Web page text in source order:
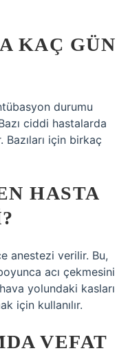
KAÇ GÜN
durumu
ciddi hastalarda
için birkaç
HASTA
anestezi verilir. Bu,
acı çekmesini
yolundaki kasları
için kullanılır.
VEFAT